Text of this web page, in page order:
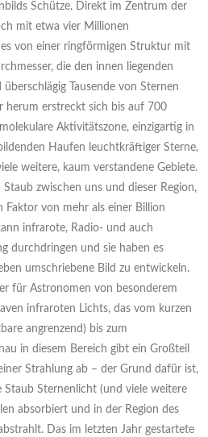
Schütze. Direkt im Zentrum der
mit etwa vier Millionen
von einer ringförmigen Struktur mit
die den innen liegenden
Tausende von Sternen
herum erstreckt sich bis auf 700
Aktivitätszone, einzigartig in
Haufen leuchtkräftiger Sterne,
weitere, kaum verstandene Gebiete.
zwischen uns und dieser Region,
Faktor von mehr als einer Billion
infrarote, Radio- und auch
durchdringen und sie haben es
umschriebene Bild zu entwickeln.
für Astronomen von besonderem
infraroten Lichts, das vom kurzen
angrenzend) bis zum
in diesem Bereich gibt ein Großteil
Strahlung ab – der Grund dafür ist,
Staub Sternenlicht (und viele weitere
absorbiert und in der Region des
Das im letzten Jahr gestartete